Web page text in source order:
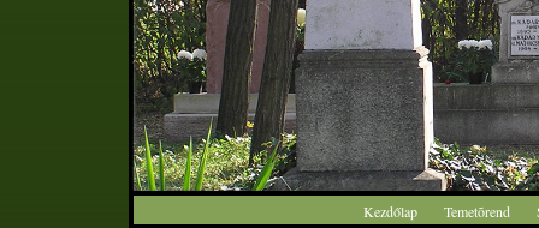
Kezdőlap Temetõrend